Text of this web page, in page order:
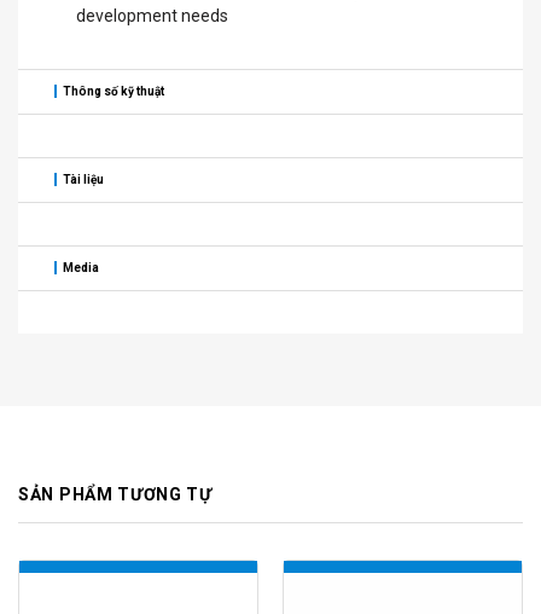
development needs
Thông số kỹ thuật
Tài liệu
Media
SẢN PHẨM TƯƠNG TỰ